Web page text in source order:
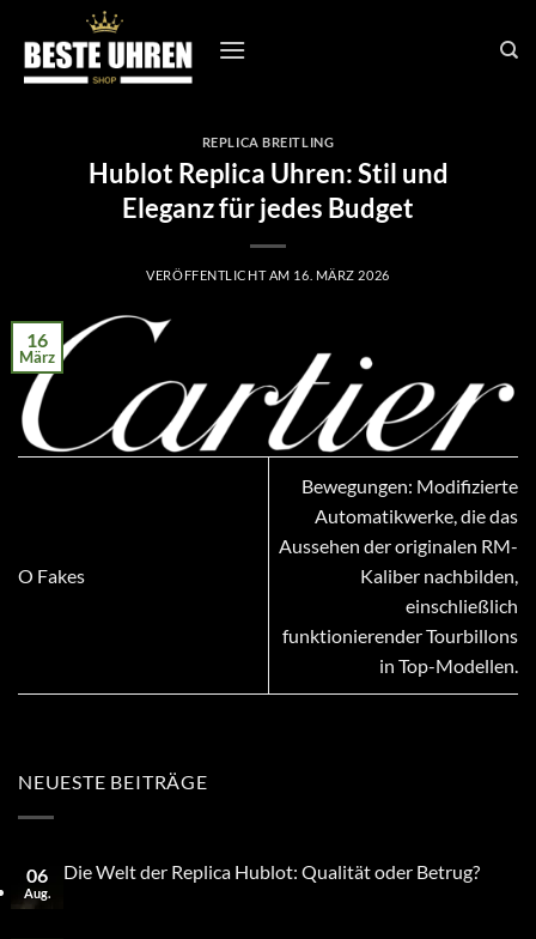
Inhalt
springen
REPLICA BREITLING
Hublot Replica Uhren: Stil und
Eleganz für jedes Budget
VERÖFFENTLICHT AM 16. MÄRZ 2026
16
März
O Fakes
Bewegungen: Modifizierte
Automatikwerke, die das
Aussehen der originalen RM-
Kaliber nachbilden,
einschließlich
funktionierender Tourbillons
in Top-Modellen.
NEUESTE BEITRÄGE
06
Aug.
Die Welt der Replica Hublot: Qualität oder Betrug?